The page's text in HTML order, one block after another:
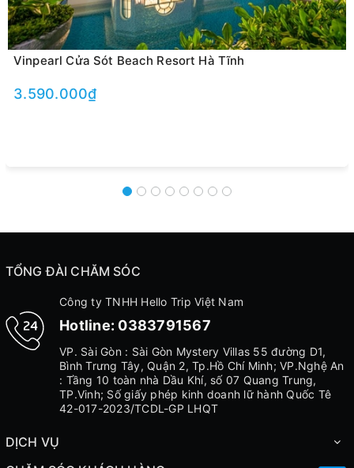
Vinpearl Cửa Sót Beach Resort Hà Tĩnh
3.590.000₫
TỔNG ĐÀI CHĂM SÓC
Công ty TNHH Hello Trip Việt Nam
Hotline: 0383791567
VP. Sài Gòn : Sài Gòn Mystery Villas 55 đường D1,
Bình Trưng Tây, Quận 2, Tp.Hồ Chí Minh; VP.Nghệ An
: Tầng 10 toàn nhà Dầu Khí, số 07 Quang Trung,
TP.Vinh; Số giấy phép kinh doanh lữ hành Quốc Tê
42-017-2023/TCDL-GP LHQT
DỊCH VỤ